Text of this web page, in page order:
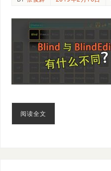
阅读全文